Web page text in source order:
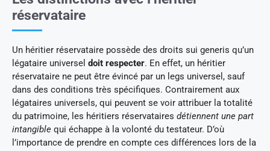
réservataire
Un héritier réservataire possède des droits sui generis qu’un
légataire universel doit respecter. En effet, un héritier
réservataire ne peut être évincé par un legs universel, sauf
dans des conditions très spécifiques. Contrairement aux
légataires universels, qui peuvent se voir attribuer la totalité
du patrimoine, les héritiers réservataires détiennent une part
intangible qui échappe à la volonté du testateur. D’où
l’importance de prendre en compte ces différences lors de la